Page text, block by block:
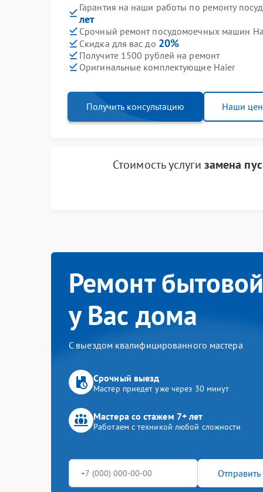
Гарантия на наши работы по ремонту
лет
Срочный ремонт посудомоечных машин
Скидка для вас до 20%
Получите 1500 рублей на ремонт
Оригинальные комплектующие Haier
Получить консультацию Наши
Стоимость услуги замена
Ремонт
у Вас дома
С выездом квалифицированного мастера
Срочный выезд
Мастер приедет уже через 30 минут
Мастера со стажем 7+ лет
Работаем с техникой любой сложности
Отправить